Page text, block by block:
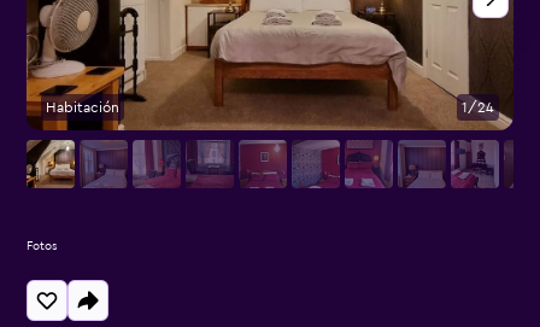
Habitación 1/24
Fotos